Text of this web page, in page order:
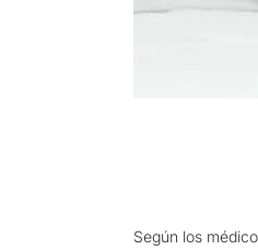
Según los